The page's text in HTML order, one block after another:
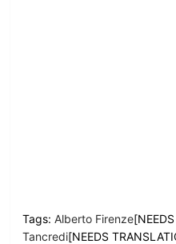
Tags: Alberto Firenze
Tancredi[NEEDS